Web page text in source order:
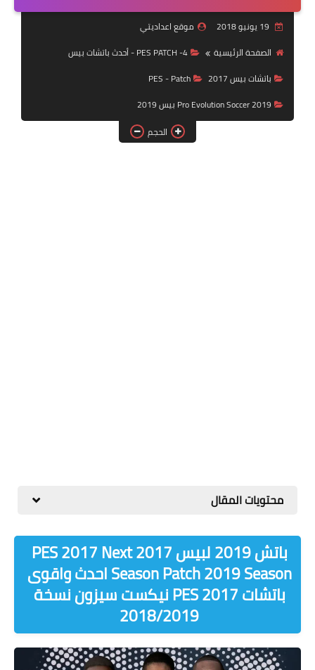
بلايستيشن PS2
موقع اعداديتي
الصفحة الرئيسية
4- PES PATCH - أحدث باتشات بيس
باتشات بيس 2017
PES - Patch
Pro Evolution Soccer 2019 بيس 2019
الحجم
محتويات المقال
باتش 2019 لبيس 2017 PES 2017 Next
Season Patch 2019 Season احدث واقوى
باتشات PES 2017 نيكست سيزون نسخة
2018/2019